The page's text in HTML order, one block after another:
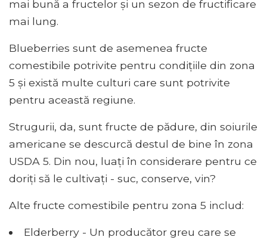
mai bună a fructelor și un sezon de fructificare
mai lung.
Blueberries sunt de asemenea fructe
comestibile potrivite pentru condițiile din zona
5 și există multe culturi care sunt potrivite
pentru această regiune.
Strugurii, da, sunt fructe de pădure, din soiurile
americane se descurcă destul de bine în zona
USDA 5. Din nou, luați în considerare pentru ce
doriți să le cultivați - suc, conserve, vin?
Alte fructe comestibile pentru zona 5 includ:
Elderberry - Un producător greu care se